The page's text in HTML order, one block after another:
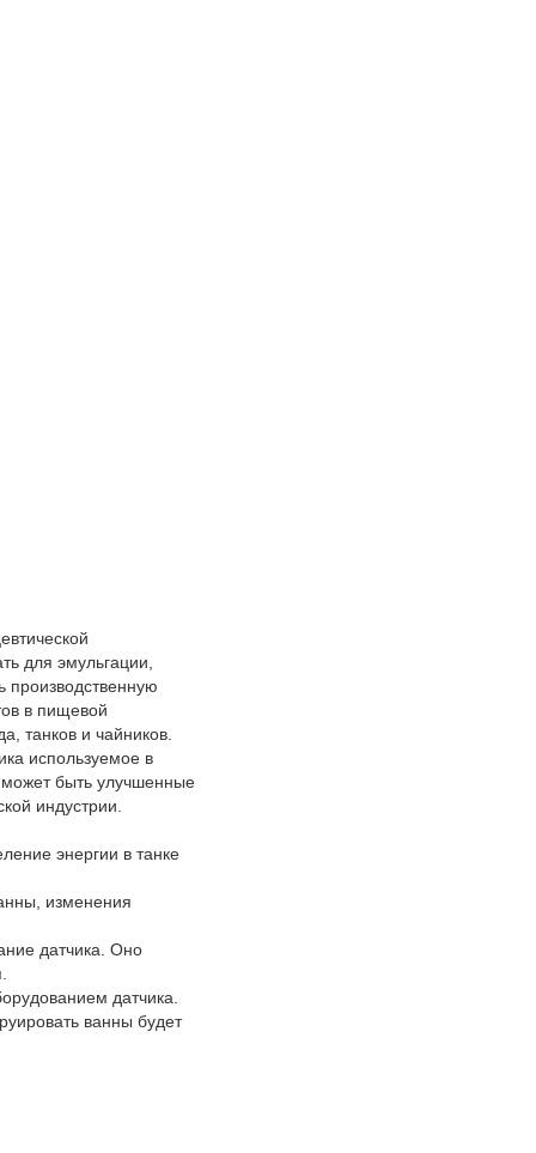
для эмульгации,
производственную
в пищевой
танков и чайников.
используемое в
быть улучшенные
индустрии.
энергии в танке
изменения
датчика. Оно
датчика.
ванны будет